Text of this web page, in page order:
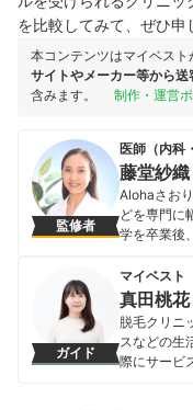
を比較してみて、ぜひ申
本コンテンツはマイベスト
サイトやメーカー等から
含みます。
制作・運営
監修者
医師（内科
藤堂紗織
Alohaさお
どを専門に
学を卒業後
務。現在は
て勤務しな
学会・日本
究会に所属
藤堂紗
ガイド
マイベス
真田桃花
脱毛クリニ
スなどの生
際にサービ